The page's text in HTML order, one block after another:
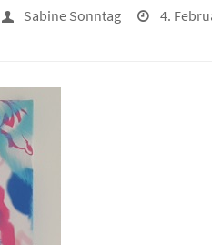
Sabine Sonntag 4.